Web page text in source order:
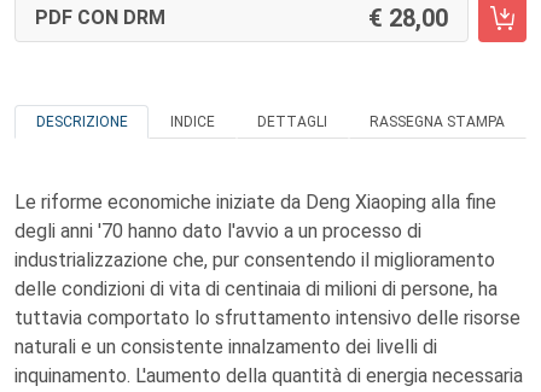
PDF CON DRM 28,00
DESCRIZIONE INDICE DETTAGLI RASSEGNA STAMPA
Le riforme economiche iniziate da Deng Xiaoping alla fine
degli anni '70 hanno dato l'avvio a un processo di
industrializzazione che, pur consentendo il miglioramento
delle condizioni di vita di centinaia di milioni di persone, ha
tuttavia comportato lo sfruttamento intensivo delle risorse
naturali e un consistente innalzamento dei livelli di
inquinamento. L'aumento della quantità di energia necessaria